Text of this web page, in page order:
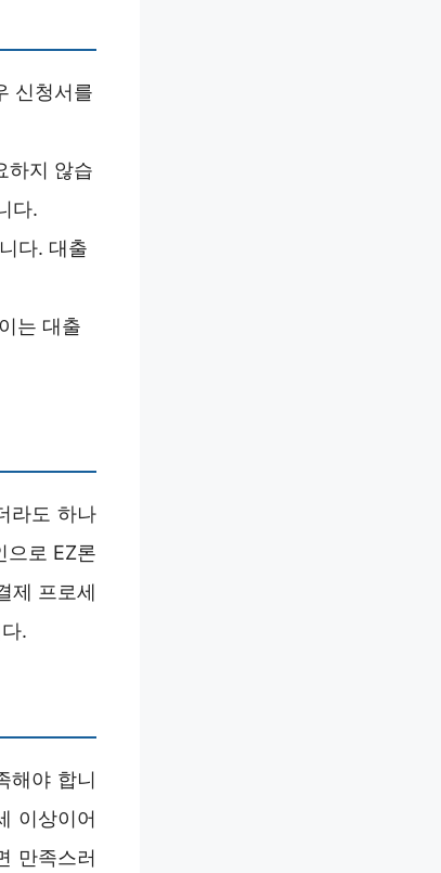
신청서를
하지 않습
다.
다. 대출
는 대출
라도 하나
으로 EZ론
제 프로세
.
해야 합니
이상이어
만족스러